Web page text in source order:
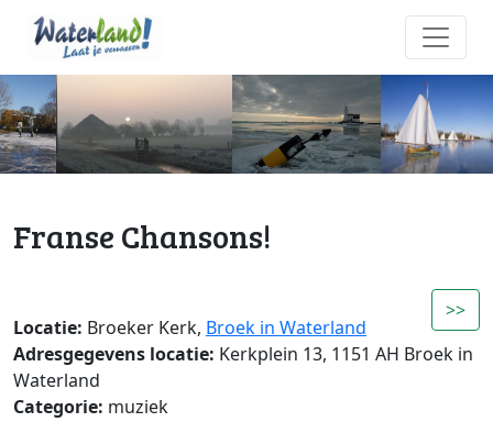
Franse Chansons!
>>
Locatie: Broeker Kerk, Broek in Waterland
Adresgegevens locatie: Kerkplein 13, 1151 AH Broek in
Waterland
Categorie: muziek